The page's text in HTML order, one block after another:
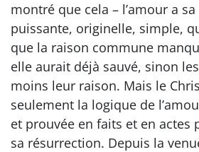
montré que cela – l’amour a
puissante, originelle, simple,
que la raison commune
elle aurait déjà sauvé, sinon
moins leur raison. Mais le
seulement la logique de
et prouvée en faits et en actes
sa résurrection. Depuis la